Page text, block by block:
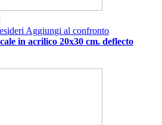
Aggiungi al confronto
in acrilico 20x30 cm. deflecto